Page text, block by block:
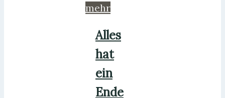
mehr
Alles
hat
ein
Ende